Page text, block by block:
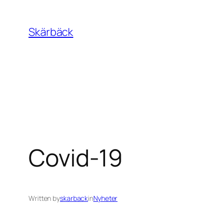
content
Skärbäck
Covid-19
Written byskarbackinNyheter